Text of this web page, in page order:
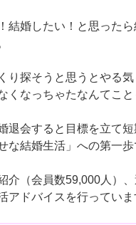
結婚したい！と思った
り探そうと思うとやる
くなっちゃたなんてこと
退会すると目標を立て
な結婚生活」への第一歩
介（会員数59,000人）
アドバイスを行っていま